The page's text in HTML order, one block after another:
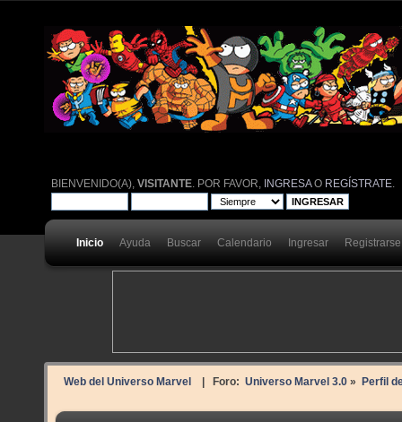
BIENVENIDO(A),VISITANTE . POR FAVOR, INGRESAO REGÍSTRATE
Inicio Ayuda Buscar Calendario Ingresar Registrarse
Web del Universo Marvel | Foro: Universo Marvel 3.0» Perfil